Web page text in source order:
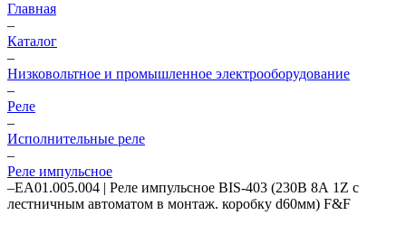
Главная
–
Каталог
–
Низковольтное и промышленное электрооборудование
–
Реле
–
Исполнительные реле
–
Реле импульсное
–EA01.005.004 | Реле импульсное BIS-403 (230В 8А 1Z с
лестничным автоматом в монтаж. коробку d60мм) F&F